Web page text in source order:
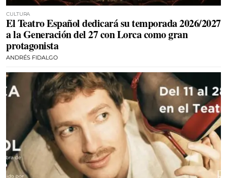
CULTURA
El Teatro Español dedicará su temporada 2026/2027
a la Generación del 27 con Lorca como gran
protagonista
ANDRÉS FIDALGO